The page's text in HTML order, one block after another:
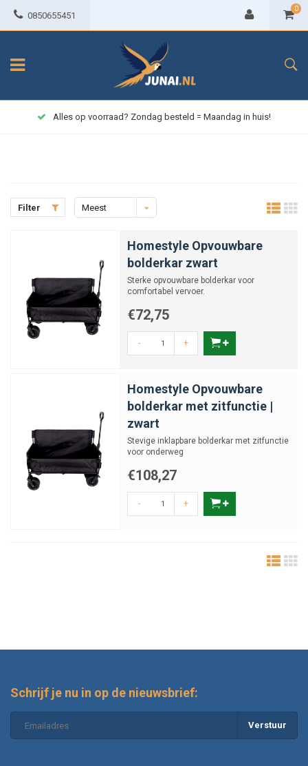
0850655451
0
Alles op voorraad? Zondag besteld = Maandag in huis!
Filter
Meest
Homestyle Opvouwbare
bolderkar zwart
Sterke opvouwbare bolderkar voor
comfortabel vervoer.
€72,75
- +
Homestyle Opvouwbare
bolderkar met zitfunctie |
zwart
Stevige inklapbare bolderkar met zitfunctie
voor onderweg
€108,27
- +
Schrijf je nu in op de nieuwsbrief:
Verstuur